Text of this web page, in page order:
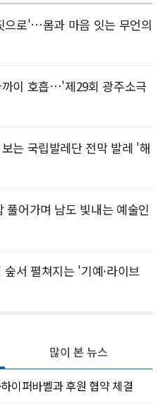
으로'…몸과 마음 잇는 무언의
까이 호흡…'제29회 광주소극
는 국립발레단 전막 발레 '해
풀어가며 남도 빛내는 예술인
서 펼쳐지는 '기예·라이브
이퍼바벨과 후원 협약 체결
많이 본 뉴스